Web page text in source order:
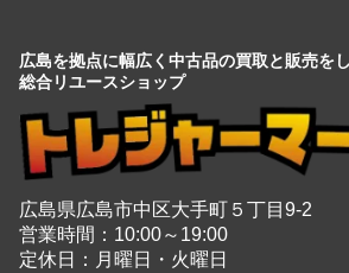
広島を拠点に幅広く中古品の買取と販売を
総合リユースショップ
広島県広島市中区大手町５丁目9-2
営業時間：10:00～19:00
定休日：月曜日・火曜日